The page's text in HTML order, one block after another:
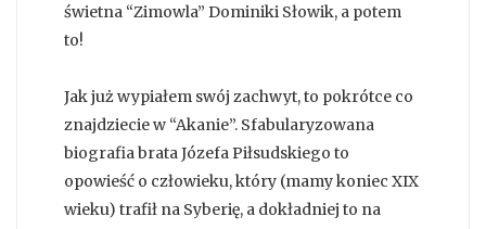
świetna “Zimowla” Dominiki Słowik, a potem
to!
Jak już wypiałem swój zachwyt, to pokrótce co
znajdziecie w “Akanie”. Sfabularyzowana
biografia brata Józefa Piłsudskiego to
opowieść o człowieku, który (mamy koniec XIX
wieku) trafił na Syberię, a dokładniej to na